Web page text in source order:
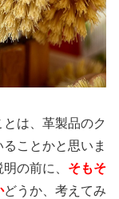
は、革製品のク
ことかと思いま
の前に、 そもそ
どうか、考えてみ